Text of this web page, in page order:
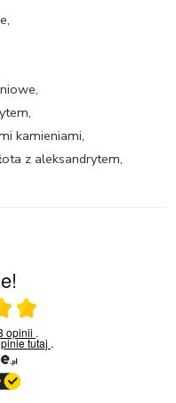
,
,
,
kamieniami,
z aleksandrytem,
średnia 5 na 5
opinii .
tutaj .